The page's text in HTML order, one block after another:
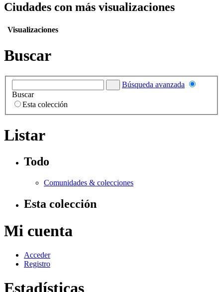
Ciudades con más visualizaciones
Visualizaciones
Buscar
Búsqueda avanzada
Buscar
Esta colección
Listar
Todo
Comunidades & colecciones
Esta colección
Mi cuenta
Acceder
Registro
Estadísticas